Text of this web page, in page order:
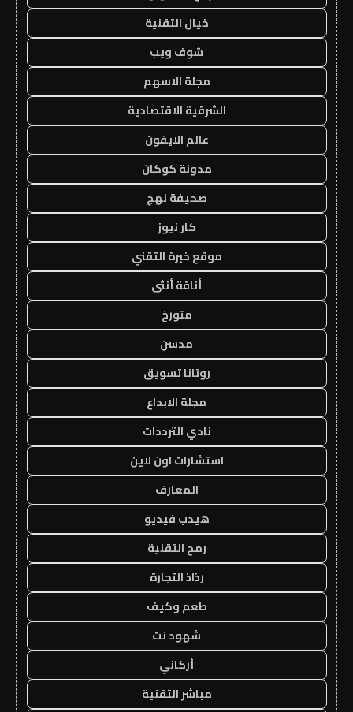
خيال التقنية
شوف ويب
مجلة الاسهم
الشرقية الاقتصادية
عالم الايفون
مدونة كوكان
صحيفة نهج
كار نيوز
موقع خبرة التقني
أناقة أنثى
متورخ
مدسن
روتانا تسويق
مجلة الابداع
نادي الترددات
استشارات اون لاين
المعارف
هيدب فيديو
رمح التقنية
رذاذ التجارة
طعم وكيف
شهود نت
أركاني
مباشر التقنية